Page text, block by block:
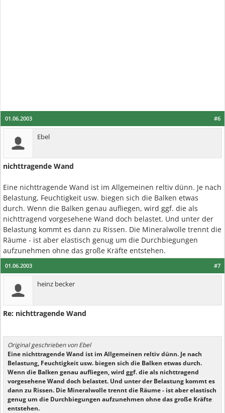
#6
01.06.2003
Ebel
nichttragende Wand
Eine nichttragende Wand ist im Allgemeinen reltiv dünn. Je nach
Belastung, Feuchtigkeit usw. biegen sich die Balken etwas
durch. Wenn die Balken genau aufliegen, wird ggf. die als
nichttragend vorgesehene Wand doch belastet. Und unter der
Belastung kommt es dann zu Rissen. Die Mineralwolle trennt die
Räume - ist aber elastisch genug um die Durchbiegungen
aufzunehmen ohne das große Kräfte entstehen.
#7
01.06.2003
heinz becker
Re: nichttragende Wand
Original geschrieben von Ebel
Eine nichttragende Wand ist im Allgemeinen reltiv dünn. Je nach
Belastung, Feuchtigkeit usw. biegen sich die Balken etwas durch.
Wenn die Balken genau aufliegen, wird ggf. die als nichttragend
vorgesehene Wand doch belastet. Und unter der Belastung kommt es
dann zu Rissen. Die Mineralwolle trennt die Räume - ist aber elastisch
genug um die Durchbiegungen aufzunehmen ohne das große Kräfte
entstehen.